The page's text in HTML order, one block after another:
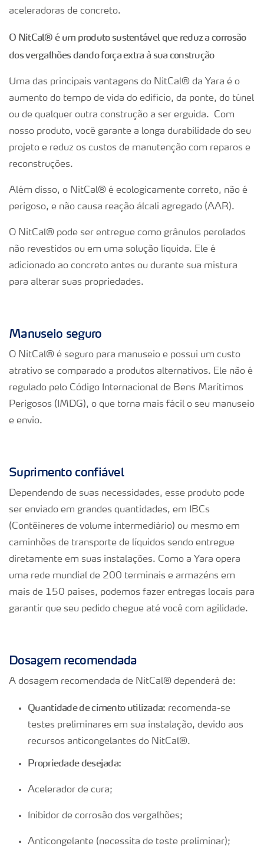
aceleradoras de concreto.
O NitCal® é um produto sustentável que reduz a corrosão
dos vergalhões dando força extra à sua construção
Uma das principais vantagens do NitCal® da Yara é o
aumento do tempo de vida do edifício, da ponte, do túnel
ou de qualquer outra construção a ser erguida. Com
nosso produto, você garante a longa durabilidade do seu
projeto e reduz os custos de manutenção com reparos e
reconstruções.
Além disso, o NitCal® é ecologicamente correto, não é
perigoso, e não causa reação álcali agregado (AAR).
O NitCal® pode ser entregue como grânulos perolados
não revestidos ou em uma solução líquida. Ele é
adicionado ao concreto antes ou durante sua mistura
para alterar suas propriedades.
Manuseio seguro
O NitCal® é seguro para manuseio e possui um custo
atrativo se comparado a produtos alternativos. Ele não é
regulado pelo Código Internacional de Bens Marítimos
Perigosos (IMDG), o que torna mais fácil o seu manuseio
e envio.
Suprimento confiável
Dependendo de suas necessidades, esse produto pode
ser enviado em grandes quantidades, em IBCs
(Contêineres de volume intermediário) ou mesmo em
caminhões de transporte de líquidos sendo entregue
diretamente em suas instalações. Como a Yara opera
uma rede mundial de 200 terminais e armazéns em
mais de 150 países, podemos fazer entregas locais para
garantir que seu pedido chegue até você com agilidade.
Dosagem recomendada
A dosagem recomendada de NitCal® dependerá de:
Quantidade de cimento utilizada: recomenda-se
testes preliminares em sua instalação, devido aos
recursos anticongelantes do NitCal®.
Propriedade desejada:
Acelerador de cura;
Inibidor de corrosão dos vergalhões;
Anticongelante (necessita de teste preliminar);